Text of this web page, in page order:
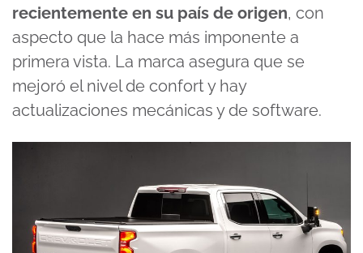
recientemente en su país de origen, con
aspecto que la hace más imponente a
primera vista. La marca asegura que se
mejoró el nivel de confort y hay
actualizaciones mecánicas y de software.